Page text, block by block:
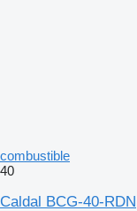
combustible
40
Caldal BCG-40-RDN